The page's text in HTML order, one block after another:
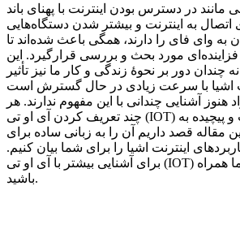
مانند در دسترس بودن اینترنت با پهنای باند
اتصال به اینترنت و بیشتر شدن دستگاه‌هایی
وای فای را دارند، همگی باعث شده‌اند تا
فزاینده‌ای مورد بحث و بررسی قرار‌گیرد. این
چندان دور بر نحوۀ زندگی و کار ما نیز تأثیر
اشیا با سرعت زیادی در حال گسترش است
هنوز آشنایی چندانی با این مفهوم ندارند. هر
چند تعریف کردن آی او تی (IOT) یا اینترنت اشیا سخت و پیچیده به
مقاله قصد داریم آن را به زبانی ساده برای
اینترنت اشیا را برای شما بیان کنیم.
برای آشنایی بیشتر با آی او تی (IOT) یا اینترنت اشیا با ما همراه
باشید.